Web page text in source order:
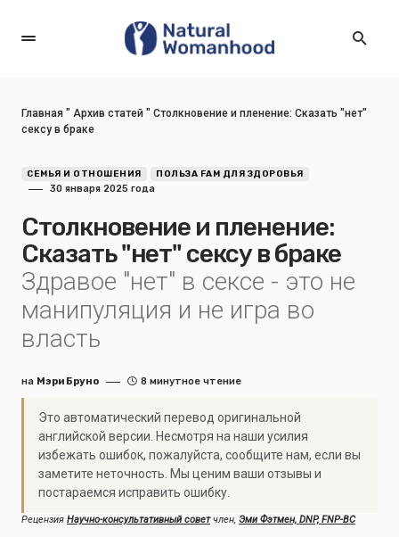
Главная " Архив статей " Столкновение и пленение: Сказать "нет"
сексу в браке
СЕМЬЯ И ОТНОШЕНИЯ ПОЛЬЗА FAM ДЛЯ ЗДОРОВЬЯ
30 января 2025 года
Столкновение и пленение:
Сказать "нет" сексу в браке
Здравое "нет" в сексе - это не
манипуляция и не игра во
власть
на Мэри Бруно 8 минутное чтение
Это автоматический перевод оригинальной
английской версии. Несмотря на наши усилия
избежать ошибок, пожалуйста, сообщите нам, если вы
заметите неточность. Мы ценим ваши отзывы и
постараемся исправить ошибку.
Рецензия Научно-консультативный советчлен, Эми Фэтмен, DNP, FNP-BC